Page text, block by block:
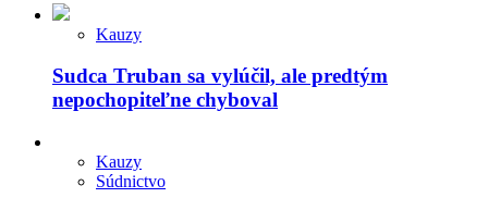
Kauzy
Sudca Truban sa vylúčil, ale predtým
nepochopiteľne chyboval
Kauzy
Súdnictvo